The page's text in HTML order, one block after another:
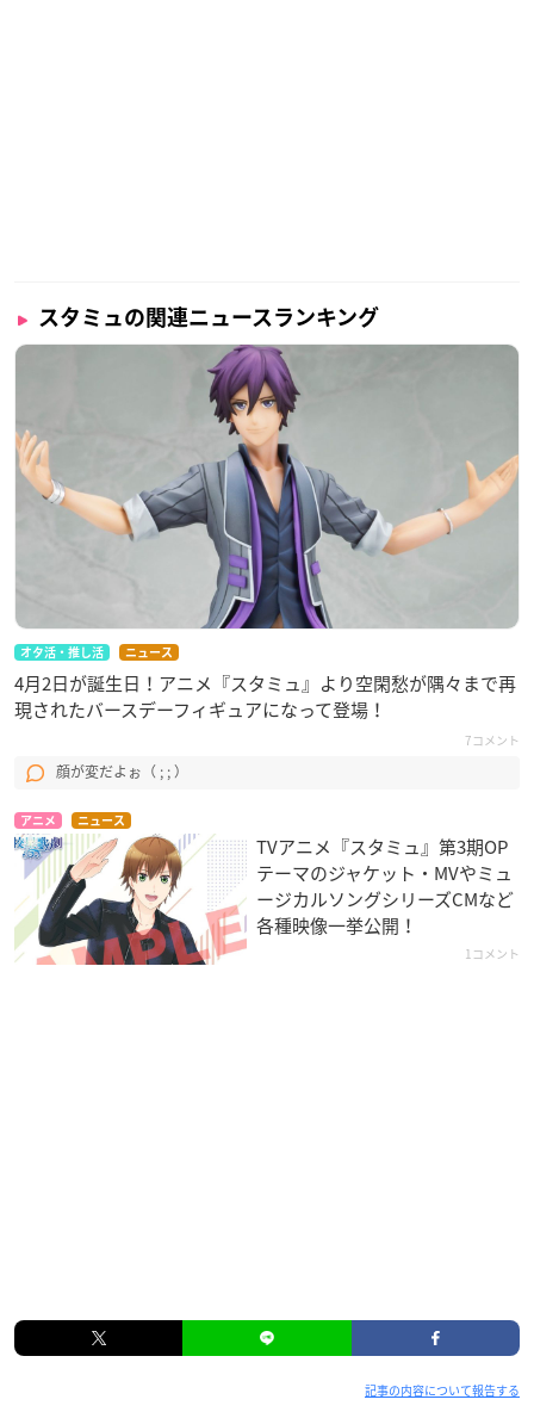
スタミュの関連ニュースランキング
オタ活・推し活 ニュース
4月2日が誕生日！アニメ『スタミュ』より空閑愁が隅々まで再
現されたバースデーフィギュアになって登場！
7コメント
顔が変だよぉ（ ; ; ）
アニメ ニュース
TVアニメ『スタミュ』第3期OP
テーマのジャケット・MVやミュ
ージカルソングシリーズCMなど
各種映像一挙公開！
1コメント
記事の内容について報告する